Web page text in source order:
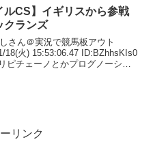
候はもちろんのこと、他馬...
ルCS】イギリスから参戦
クランズ
さん＠実況で競馬板アウト
18(火) 15:53:06.47 ID:BZhhsKIs0
ピチェーノとかプログノーシス
リンク